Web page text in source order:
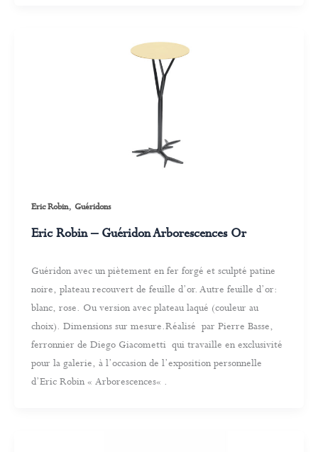
Eric Robin, Guéridons
Eric Robin – Guéridon Arborescences Or
Guéridon avec un piètement en fer forgé et sculpté patine
noire, plateau recouvert de feuille d’or. Autre feuille d’or:
blanc, rose. Ou version avec plateau laqué (couleur au
choix). Dimensions sur mesure.Réalisé par Pierre Basse,
ferronnier de Diego Giacometti qui travaille en exclusivité
pour la galerie, à l’occasion de l’exposition personnelle
d’Eric Robin « Arborescences« .